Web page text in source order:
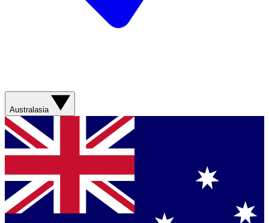
Australasia